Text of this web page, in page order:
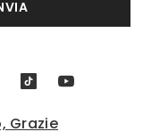
Grazie